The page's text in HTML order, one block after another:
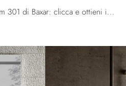
Mobile da Bagno M3 System 301 di Baxar: clicca e ottieni informazioni su mobili bagno a terra in laccato opaco e elementi accessori dell'azienda.